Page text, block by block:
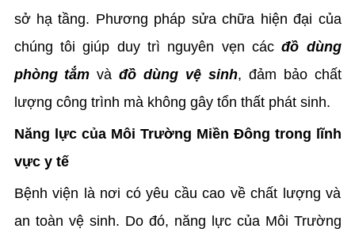
sở hạ tầng. Phương pháp sửa chữa hiện đại của
chúng tôi giúp duy trì nguyên vẹn cácđồ dùng
phòng tắm vàđồ dùng vệ sinh, đảm bảo chất
lượng công trình mà không gây tổn thất phát sinh.
Năng lực của Môi Trường Miền Đông trong lĩnh
vực y tế
Bệnh viện là nơi có yêu cầu cao về chất lượng và
an toàn vệ sinh. Do đó, năng lực của Môi Trường